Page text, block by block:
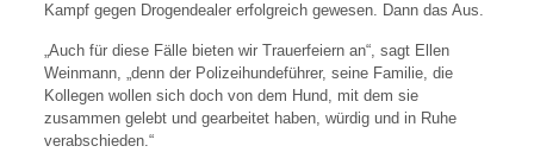
Kampf gegen Drogendealer erfolgreich gewesen. Dann das Aus.
„Auch für diese Fälle bieten wir Trauerfeiern an“, sagt Ellen
Weinmann, „denn der Polizeihundeführer, seine Familie, die
Kollegen wollen sich doch von dem Hund, mit dem sie
zusammen gelebt und gearbeitet haben, würdig und in Ruhe
verabschieden.“